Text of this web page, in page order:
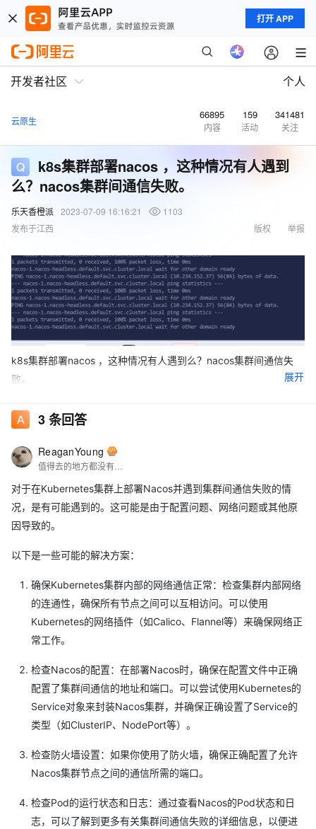
打开 APP
开发者社区 个人
云原生 66895
内容
159
活动
341481
关注
k8s集群部署nacos ，这种情况有人遇到
么？nacos集群间通信失败。
乐天香橙派 2023-07-09 16:16:21
1103
发布于江西
举报
版权
k8s集群部署nacos ，这种情况有人遇到么？nacos集群间通信失
败。
展开
3条回答
ReaganYoung
对于在Kubernetes集群上部署Nacos并遇到集群间通信失败的情
况，是有可能遇到的。这可能是由于配置问题、网络问题或其他原
因导致的。
以下是一些可能的解决方案：
确保Kubernetes集群内部的网络通信正常：检查集群内部网络
的连通性，确保所有节点之间可以互相访问。可以使用
Kubernetes的网络插件（如Calico、Flannel等）来确保网络正
常工作。
检查Nacos的配置：在部署Nacos时，确保在配置文件中正确
配置了集群间通信的地址和端口。可以尝试使用Kubernetes的
Service对象来封装Nacos集群，并确保正确设置了Service的
类型（如ClusterIP、NodePort等）。
检查防火墙设置：如果你使用了防火墙，确保正确配置了允许
Nacos集群节点之间的通信所需的端口。
检查Pod的运行状态和日志：通过查看Nacos的Pod状态和日
志，可以了解到更多有关集群间通信失败的详细信息，以便进